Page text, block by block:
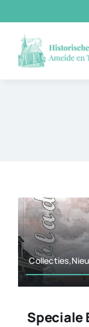
naar
inhoud
Speciale